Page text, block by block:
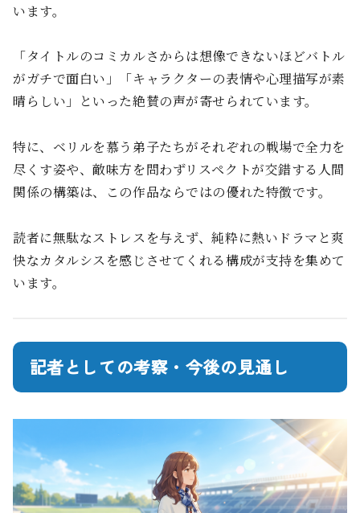
います。
「タイトルのコミカルさからは想像できないほどバトル
がガチで面白い」「キャラクターの表情や心理描写が素
晴らしい」といった絶賛の声が寄せられています。
特に、ベリルを慕う弟子たちがそれぞれの戦場で全力を
尽くす姿や、敵味方を問わずリスペクトが交錯する人間
関係の構築は、この作品ならではの優れた特徴です。
読者に無駄なストレスを与えず、純粋に熱いドラマと爽
快なカタルシスを感じさせてくれる構成が支持を集めて
います。
記者としての考察・今後の見通し